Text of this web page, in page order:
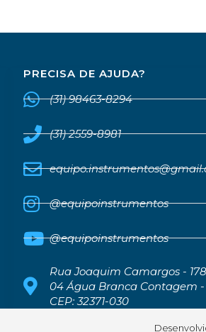
PRECISA DE AJUDA?
(31) 98463-8294
(31) 2559-8981
@equipoinstrumentos
@equipoinstrumentos
Rua Joaquim Camargos -
04 Água Branca Contagem -
CEP: 32371-030